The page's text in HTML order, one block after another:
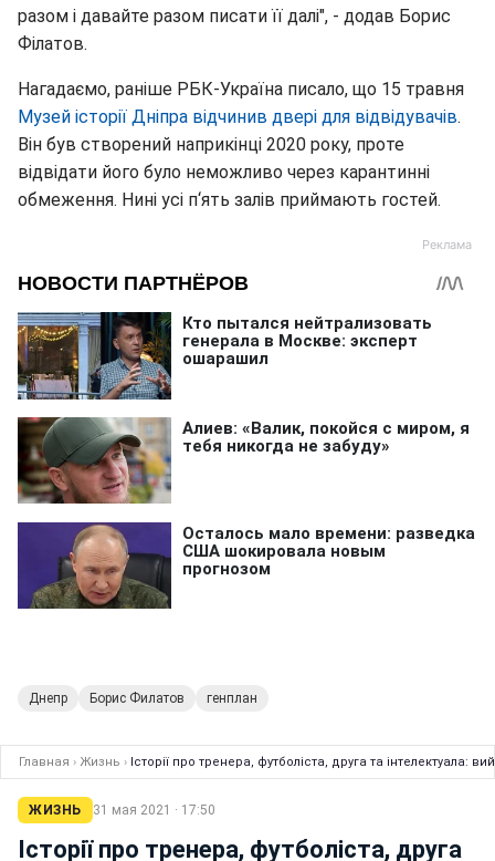
разом і давайте разом писати її далі", - додав Борис
Філатов.
Нагадаємо, раніше РБК-Україна писало, що 15 травня
Музей історії Дніпра відчинив двері для відвідувачів.
Він був створений наприкінці 2020 року, проте
відвідати його було неможливо через карантинні
обмеження. Нині усі п‘ять залів приймають гостей.
Днепр Борис Филатов генплан
Главная › Жизнь › Історії про тренера, футболіста, друга та інтелектуала:
ЖИЗНЬ 31 мая 2021 · 17:50
Історії про тренера, футболіста, друга